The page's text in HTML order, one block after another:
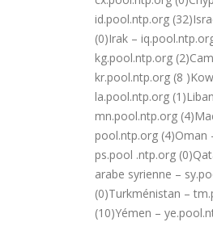
id.pool.ntp.org
(0)Irak –
kg.pool.ntp.org
kr.pool.ntp.org (8
la.pool.ntp.org
mn.pool.ntp.org
pool.ntp.org (4)Oman
ps.pool .ntp.org
arabe syrienne –
(0)Turkménistan –
(10)Yémen –